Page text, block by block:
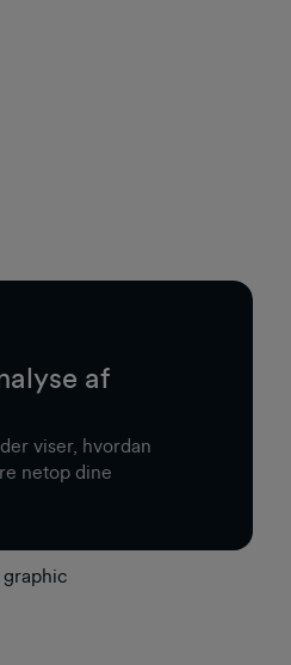
af
viser, hvordan
netop dine